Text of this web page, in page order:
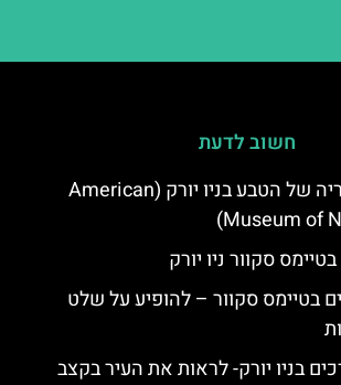
חשוב לדעת
מוזיאון ההיסטוריה של הטבע בניו יורק (American
Museum of
בטיימס סקוור ניו יורק
בטיימס סקוור – להופיע על שלט
בניו יורק- לראות את העיר בקצב